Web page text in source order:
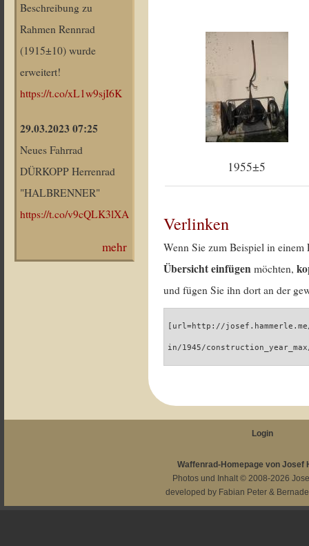
Beschreibung zu
Rahmen Rennrad
(1915±10) wurde
erweitert!
https://t.co/xL1w9sjI6K
29.03.2023 07:25
Neues Fahrrad
DÜRKOPP Herrenrad
"HALBRENNER"
https://t.co/v9cQLK3lXA
mehr
1955±5
Verlinken
Wenn Sie zum Beispiel in
Übersicht einfügen möchten,
und fügen Sie ihn dort an der
[url=http://
in/1945/
Login
Waffenrad-Homepage von Josef
Photos und Inhalt © 2008-2026
developed by Fabian Peter &